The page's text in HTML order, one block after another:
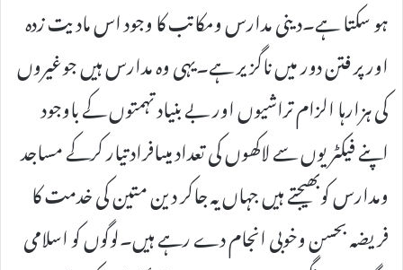
ہو سکتا ہے۔دینی مدارس ومکاتب کا وجود اس مادیت زدہ
اور پر فتن دور میں ناگزیر ہے۔یہی وہ مدارس ہیں جوغیروں
کی ہزارہا الزام تراشیوں اور بے بنیاد تہمتوں کے باوجود
اپنے فیکٹریوں سے لاکھوں کی تعداد میںافراد تیار کرکے مساجد
ومدارس کوبھیجتے ہیں جہاں یہ جاکر دین متین کی خدمت کا
فریضہ بحسن وخوبی انجام دے رہے ہیں۔لوگوں کو اسلامی